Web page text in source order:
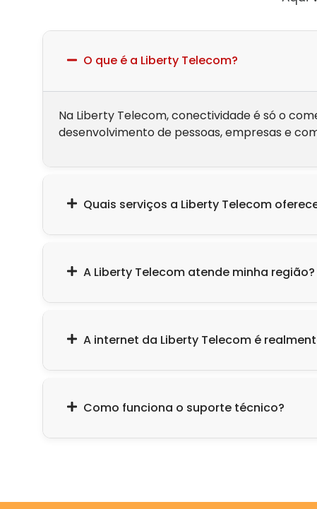
O que é a Liberty Telecom?
Na Liberty Telecom, conectividade é só o
desenvolvimento de pessoas, empresas e
Quais serviços a Liberty Telecom
A Liberty Telecom atende minha região?
A internet da Liberty Telecom é
Como funciona o suporte técnico?